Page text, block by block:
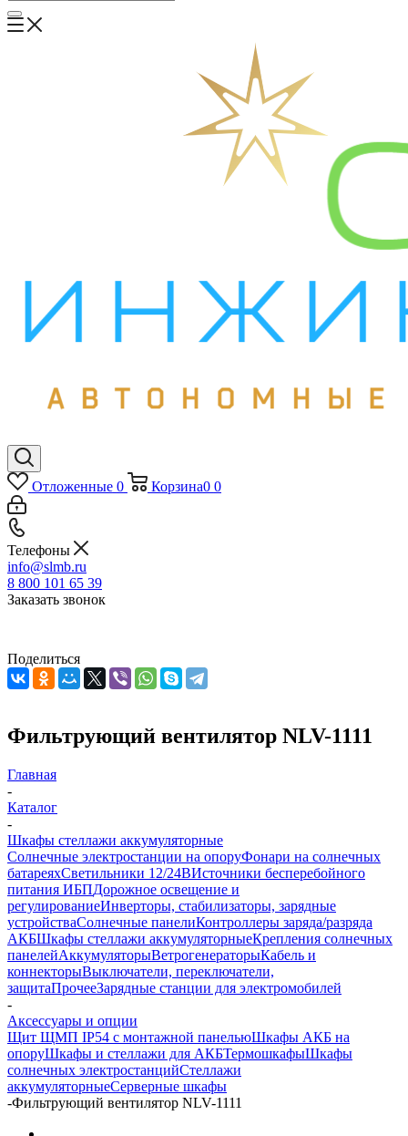
Отложенные 0 Корзина0 0
Телефоны
info@slmb.ru
8 800 101 65 39
Заказать звонок
Поделиться
Фильтрующий вентилятор NLV-1111
Главная
-
Каталог
-
Шкафы стеллажи аккумуляторные
Солнечные электростанции на опоруФонари на солнечных
батареяхСветильники 12/24ВИсточники бесперебойного
питания ИБПДорожное освещение и
регулированиеИнверторы, стабилизаторы, зарядные
устройстваСолнечные панелиКонтроллеры заряда/разряда
АКБШкафы стеллажи аккумуляторныеКрепления солнечных
панелейАккумуляторыВетрогенераторыКабель и
коннекторыВыключатели, переключатели,
защитаПрочееЗарядные станции для электромобилей
-
Аксессуары и опции
Щит ЩМП IP54 с монтажной панельюШкафы АКБ на
опоруШкафы и стеллажи для АКБТермошкафыШкафы
солнечных электростанцийСтеллажи
аккумуляторныеСерверные шкафы
-Фильтрующий вентилятор NLV-1111